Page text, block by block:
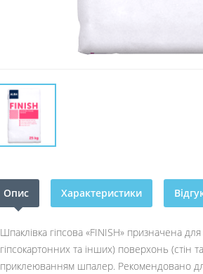
Опис Характеристики
Шпаклівка гіпсова «FINISH» призначена
гіпсокартонних та інших) поверхонь
приклеюванням шпалер. Рекомендовано